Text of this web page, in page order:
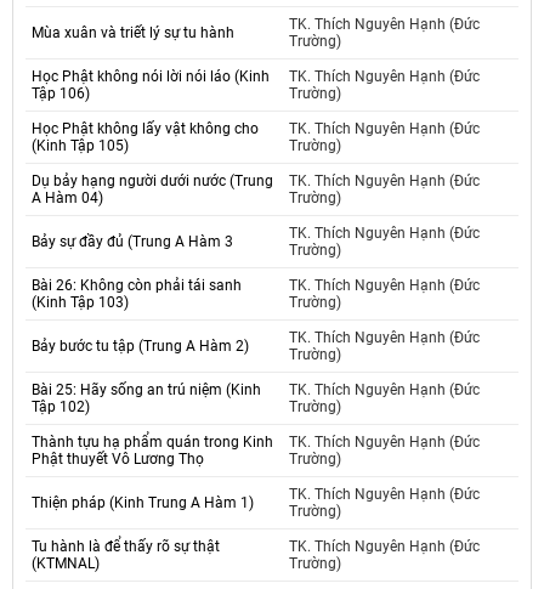
Mùa xuân và triết lý sự tu hành
TK. Thích Nguyên Hạnh (Đức
Trường)
Học Phật không nói lời nói láo (Kinh
Tập 106)
TK. Thích Nguyên Hạnh (Đức
Trường)
Học Phật không lấy vật không cho
(Kinh Tập 105)
TK. Thích Nguyên Hạnh (Đức
Trường)
Dụ bảy hạng người dưới nước (Trung
A Hàm 04)
TK. Thích Nguyên Hạnh (Đức
Trường)
Bảy sự đầy đủ (Trung A Hàm 3
TK. Thích Nguyên Hạnh (Đức
Trường)
Bài 26: Không còn phải tái sanh
(Kinh Tập 103)
TK. Thích Nguyên Hạnh (Đức
Trường)
Bảy bước tu tập (Trung A Hàm 2)
TK. Thích Nguyên Hạnh (Đức
Trường)
Bài 25: Hãy sống an trú niệm (Kinh
Tập 102)
TK. Thích Nguyên Hạnh (Đức
Trường)
Thành tựu hạ phẩm quán trong Kinh
Phật thuyết Vô Lương Thọ
TK. Thích Nguyên Hạnh (Đức
Trường)
Thiện pháp (Kinh Trung A Hàm 1)
TK. Thích Nguyên Hạnh (Đức
Trường)
Tu hành là để thấy rõ sự thật
(KTMNAL)
TK. Thích Nguyên Hạnh (Đức
Trường)